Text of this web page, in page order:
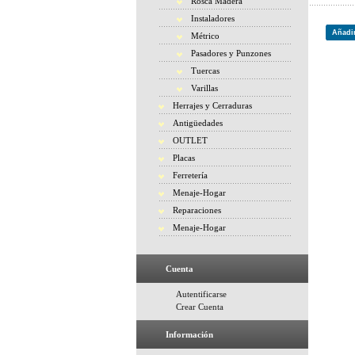
Instaladores
Métrico
Pasadores y Punzones
Tuercas
Varillas
Herrajes y Cerraduras
Antigüedades
OUTLET
Placas
Ferretería
Menaje-Hogar
Reparaciones
Menaje-Hogar
Cuenta
Autentificarse
Crear Cuenta
Información